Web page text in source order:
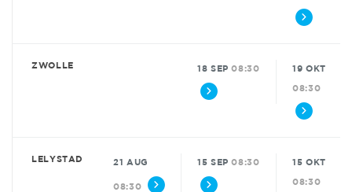
ZWOLLE 18 SEP 08:30 19 OKT
08:30
LELYSTAD 21 AUG
08:30
15 SEP 08:30 15 OKT
08:30